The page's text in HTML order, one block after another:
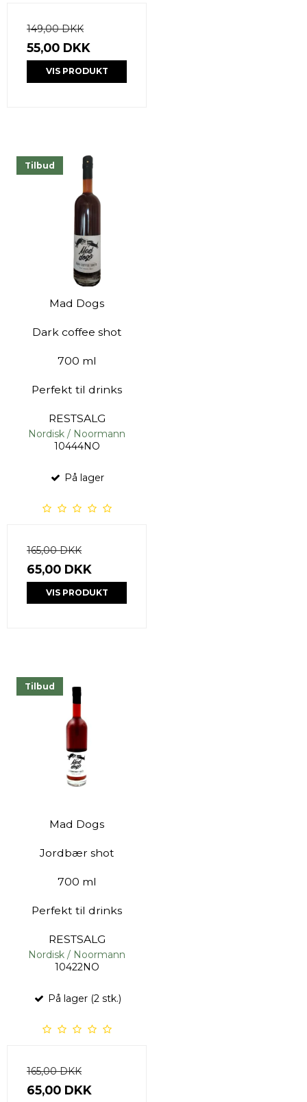
149,00 DKK
55,00 DKK
VIS PRODUKT
Tilbud
Mad Dogs
Dark coffee shot
700 ml
Perfekt til drinks
RESTSALG
Nordisk / Noormann
10444NO
På lager
165,00 DKK
65,00 DKK
VIS PRODUKT
Tilbud
Mad Dogs
Jordbær shot
700 ml
Perfekt til drinks
RESTSALG
Nordisk / Noormann
10422NO
På lager (2 stk.)
165,00 DKK
65,00 DKK